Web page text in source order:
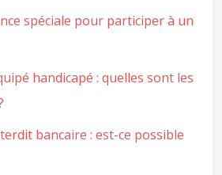
spéciale pour participer à un
handicapé : quelles sont les
bancaire : est-ce possible